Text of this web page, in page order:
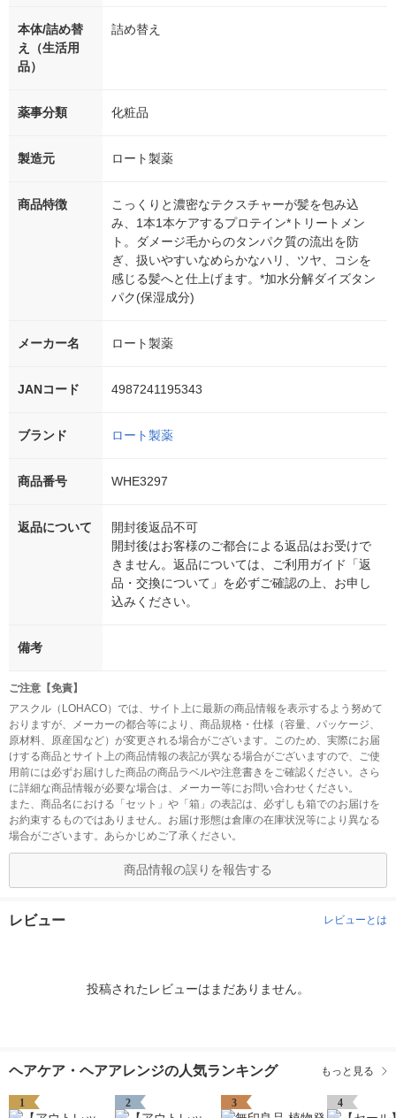
本体/詰め替
え（生活用
品）
詰め替え
薬事分類 化粧品
製造元 ロート製薬
商品特徴
こっくりと濃密なテクスチャーが髪を包み込
み、1本1本ケアするプロテイン*トリートメン
ト。ダメージ毛からのタンパク質の流出を防
ぎ、扱いやすいなめらかなハリ、ツヤ、コシを
感じる髪へと仕上げます。*加水分解ダイズタン
パク(保湿成分)
メーカー名 ロート製薬
JANコード 4987241195343
ブランド ロート製薬
商品番号 WHE3297
返品について
開封後返品不可
開封後はお客様のご都合による返品はお受けで
きません。返品については、ご利用ガイド「返
品・交換について」を必ずご確認の上、お申し
込みください。
備考
ご注意【免責】
アスクル（LOHACO）では、サイト上に最新の商品情報を表示するよう努めて
おりますが、メーカーの都合等により、商品規格・仕様（容量、パッケージ、
原材料、原産国など）が変更される場合がございます。このため、実際にお届
けする商品とサイト上の商品情報の表記が異なる場合がございますので、ご使
用前には必ずお届けした商品の商品ラベルや注意書きをご確認ください。さら
に詳細な商品情報が必要な場合は、メーカー等にお問い合わせください。
また、商品名における「セット」や「箱」の表記は、必ずしも箱でのお届けを
お約束するものではありません。お届け形態は倉庫の在庫状況等により異なる
場合がございます。あらかじめご了承ください。
商品情報の誤りを報告する
レビュー レビューとは
投稿されたレビューはまだありません。
ヘアケア・ヘアアレンジの人気ランキング もっと見る
1 2 3 4